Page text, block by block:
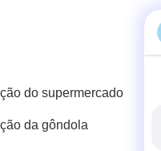
do supermercado
da gôndola